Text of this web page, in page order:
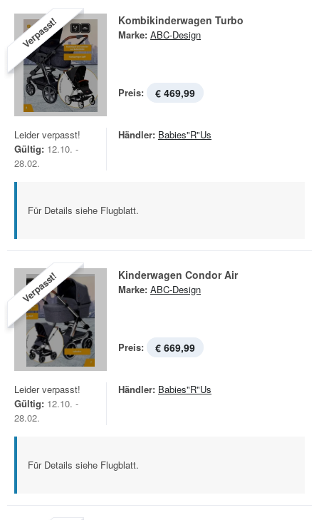
Verpasst! Kombikinderwagen Turbo
Marke: ABC-Design
Preis: € 469,99
Leider verpasst!
Gültig: 12.10. -
28.02.
Händler: Babies"R"Us
Für Details siehe Flugblatt.
Verpasst! Kinderwagen Condor Air
Marke: ABC-Design
Preis: € 669,99
Leider verpasst!
Gültig: 12.10. -
28.02.
Händler: Babies"R"Us
Für Details siehe Flugblatt.